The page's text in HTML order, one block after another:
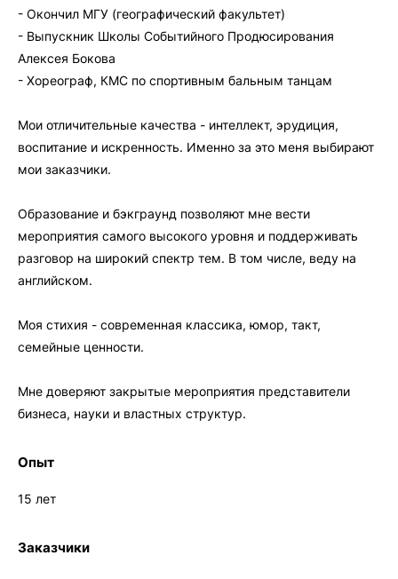
- Окончил МГУ (географический факультет)
- Выпускник Школы Событийного Продюсирования
Алексея Бокова
- Хореограф, КМС по спортивным бальным танцам
Мои отличительные качества - интеллект, эрудиция,
воспитание и искренность. Именно за это меня выбирают
мои заказчики.
Образование и бэкграунд позволяют мне вести
мероприятия самого высокого уровня и поддерживать
разговор на широкий спектр тем. В том числе, веду на
английском.
Моя стихия - современная классика, юмор, такт,
семейные ценности.
Мне доверяют закрытые мероприятия представители
бизнеса, науки и властных структур.
Опыт
15 лет
Заказчики